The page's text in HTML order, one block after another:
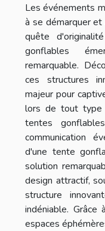
Les événements
à se démarquer
quête
gonflables
remarquable.
ces structures
majeur pour
lors de tout type
tentes
communication
d'une tente
solution
design attractif,
structure
indéniable. Grâce
espaces